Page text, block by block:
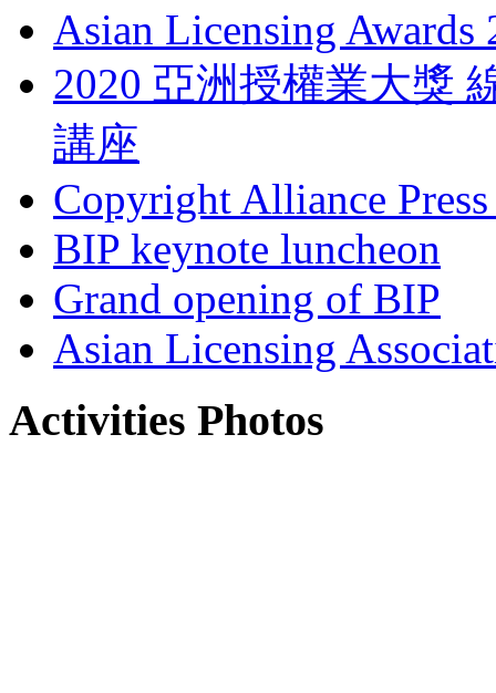
Asian Licensing Awards
2020 亞洲授權業大獎
講座
Copyright Alliance
BIP keynote luncheon
Grand opening of BIP
Asian Licensing
Activities Photos